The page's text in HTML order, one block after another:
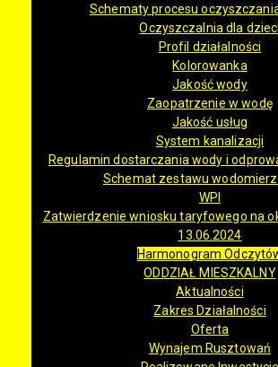
Schematy procesu
Oczyszczalnia dla dzieci
Profil działalności
Kolorowanka
Jakość wody
Zaopatrzenie w wodę
Jakość usług
System kanalizacji
Regulamin dostarczania wody i
Schemat zestawu
WPI
Zatwierdzenie wniosku taryfowego na
13.06.2024
Harmonogram
ODDZIAŁ MIESZKALNY
Aktualności
Zakres Działalności
Oferta
Wynajem Rusztowań